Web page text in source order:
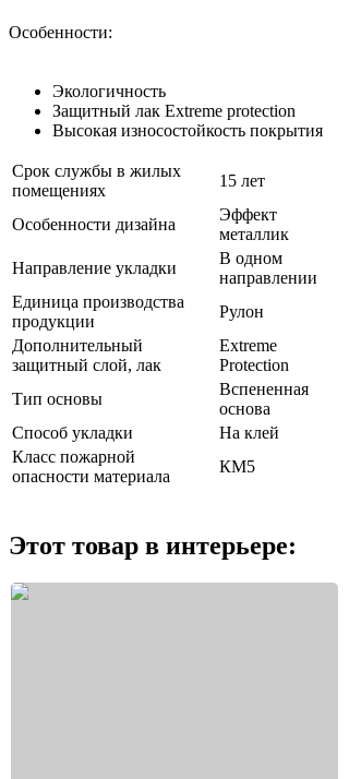
Особенности:
Экологичность
Защитный лак Extreme protection
Высокая износостойкость покрытия
Срок службы в жилых
помещениях
15 лет
Особенности дизайна
Эффект
металлик
Направление укладки
В одном
направлении
Единица производства
продукции
Рулон
Дополнительный
защитный слой, лак
Extreme
Protection
Тип основы
Вспененная
основа
Способ укладки
На клей
Класс пожарной
опасности материала
КМ5
Этот товар в интерьере: